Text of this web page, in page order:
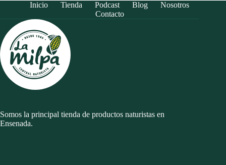
Inicio Tienda Podcast Blog
Nosotros
Contacto
Somos la principal tienda de productos naturistas en
Ensenada.